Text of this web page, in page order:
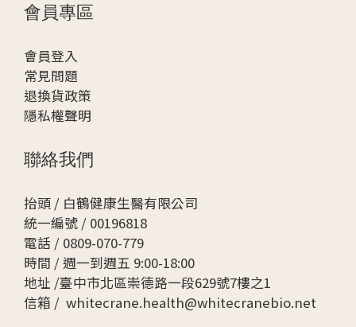
會員專區
會員登入
常見問題
退換貨政策
隱私權聲明
聯絡我們
抬頭 / 白鶴健康生醫有限公司
統一編號 / 00196818
電話 / 0809-070-779
時間 / 週一到週五 9:00-18:00
地址 /臺中市北區崇德路一段629號7樓之1
信箱 / whitecrane.health@whitecranebio.net